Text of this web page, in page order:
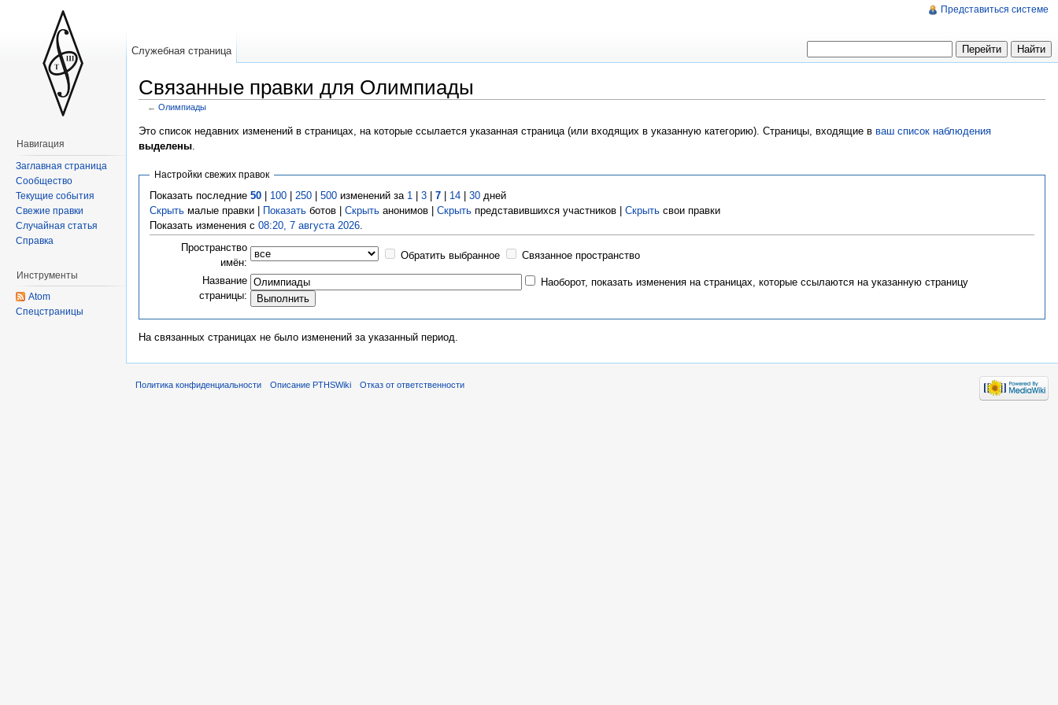
Связанные правки для Олимпиады
← Олимпиады
Это список недавних изменений в страницах, на которые ссылается указанная страница (или входящих в указанную категорию). Страницы, входящие в ваш список наблюдения
выделены
Настройки свежих правок
Показать последние 50| 100| 250| 500изменений за 1 | 3| 7| 14| 30дней
Скрытьмалые правки | Показатьботов | Скрытьанонимов | Скрытьпредставившихся участников | Скрытьсвои правки
Показать изменения с 08:20, 7 августа 2026.
Пространство
имён:
Обратить выбранное Связанное пространство
Название
страницы:
Наоборот, показать изменения на страницах, которые ссылаются на указанную страницу
На связанных страницах не было изменений за указанный период.
Представиться системе
Служебная страница
Навигация
Заглавная страница
Сообщество
Текущие события
Свежие правки
Случайная статья
Справка
Инструменты
Atom
Спецстраницы
Политика конфиденциальности Описание PTHSWiki Отказ от ответственности